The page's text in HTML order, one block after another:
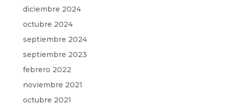
diciembre 2024
octubre 2024
septiembre 2024
septiembre 2023
febrero 2022
noviembre 2021
octubre 2021